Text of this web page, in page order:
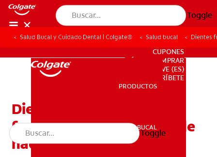
Toggle
PRODUCTOS
SALUD BUCAL
PARA PROFESIONALES
CUPONES
DÓNDE COMPRAR
VE (ES)
SUSCRÍBETE
PRODUCTOS
SALUD BUCAL
Toggle
Salud Bucal y Cuidado Dental | Colgate® Salud bucal Dientes
Dientes frontales
fracturados ¿Qué se puede
hacer?